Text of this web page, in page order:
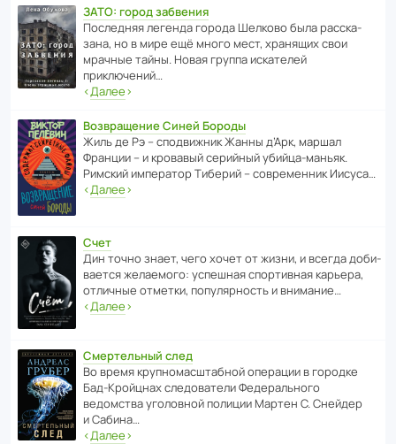
ЗАТО: город забвения
После­дняя легенда города Шелково была расска­
зана, но в мире ещё много мест, хранящих свои
мрачные тайны. Новая группа иска­телей
приключений…
‹Далее›
Возвращение Синей Бороды
Жиль де Рэ – спод­ви­жник Жанны д’Арк, маршал
Франции – и кровавый серийный убийца-маньяк.
Римский импе­ратор Тиберий – совре­менник Иисуса…
‹Далее›
Счет
Дин точно знает, чего хочет от жизни, и всегда доби­
ва­ется жела­е­мого: успе­шная спор­ти­вная карьера,
отли­чные отметки, попу­ля­р­ность и внимание…
‹Далее›
Смертельный след
Во время круп­но­мас­ш­та­бной операции в городке
Бад‑Крой­цнах следо­ва­тели Феде­раль­ного
ведомства уголо­вной полиции Мартен С. Снейдер
и Сабина…
‹Далее›